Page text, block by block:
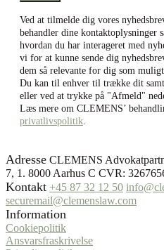
Ved at tilmelde dig vores
behandler dine kontaktoplysninger
hvordan du har interageret med
vi for at kunne sende dig
dem så relevante for dig som muligt.
Du kan til enhver til trække dit
eller ved at trykke på "Afmeld"
Læs mere om CLEMENS’
privatlivspolitik
Adresse CLEMENS
7, 1. 8000 Aarhus C CVR:
Kontakt +45 87 32 12 50
securemail@clemenslaw.com
Information
Cookiepolitik
Ansvarsfraskrivelse